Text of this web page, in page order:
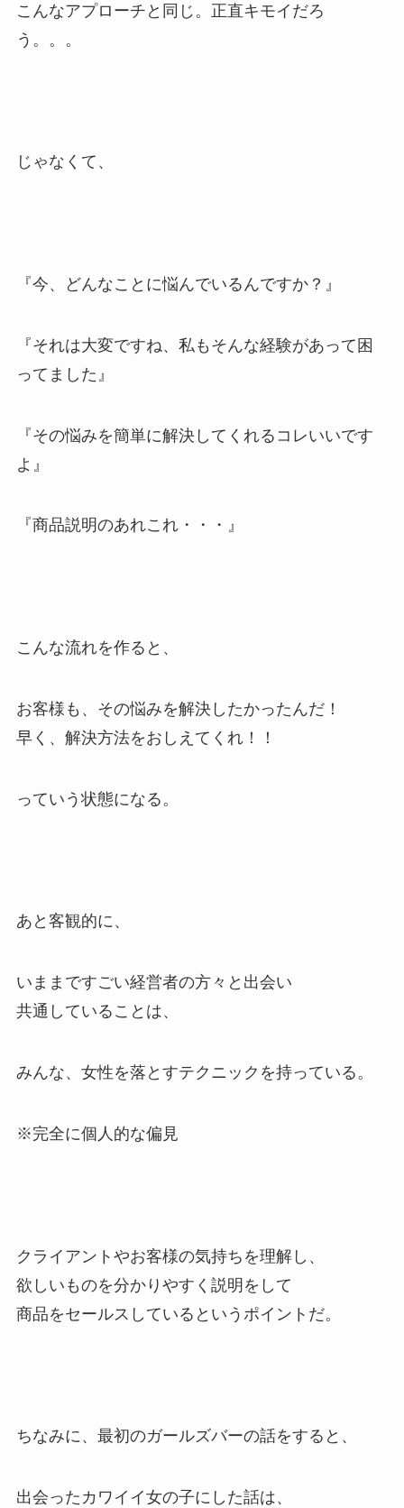
こんなアプローチと同じ。正直キモイだろ
う。。。
じゃなくて、
『今、どんなことに悩んでいるんですか？』
『それは大変ですね、私もそんな経験があって困
ってました』
『その悩みを簡単に解決してくれるコレいいです
よ』
『商品説明のあれこれ・・・』
こんな流れを作ると、
お客様も、その悩みを解決したかったんだ！
早く、解決方法をおしえてくれ！！
っていう状態になる。
あと客観的に、
いままですごい経営者の方々と出会い
共通していることは、
みんな、女性を落とすテクニックを持っている。
※完全に個人的な偏見
クライアントやお客様の気持ちを理解し、
欲しいものを分かりやすく説明をして
商品をセールスしているというポイントだ。
ちなみに、最初のガールズバーの話をすると、
出会ったカワイイ女の子にした話は、